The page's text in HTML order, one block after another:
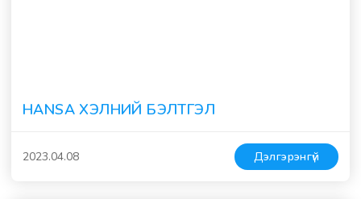
HANSA ХЭЛНИЙ БЭЛТГЭЛ
2023.04.08 Дэлгэрэнгүй